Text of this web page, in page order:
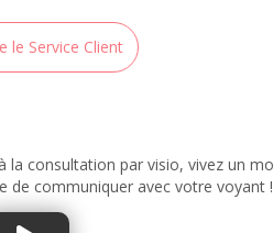
le Service Client
la consultation par visio, vivez un
communiquer avec votre voyant